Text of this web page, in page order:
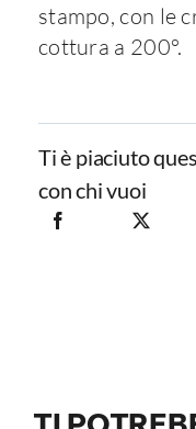
stampo, con le
cottura a 200°.
Ti è piaciuto
con chi vuoi